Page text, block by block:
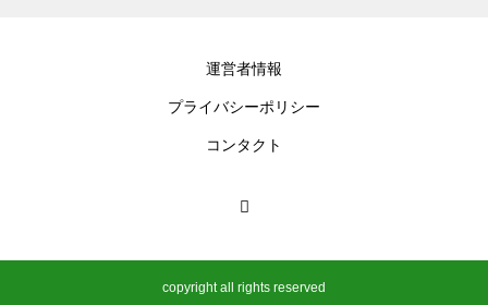
運営者情報
プライバシーポリシー
コンタクト
copyright all rights reserved